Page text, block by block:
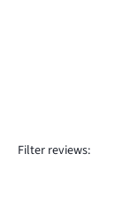
Filter reviews: